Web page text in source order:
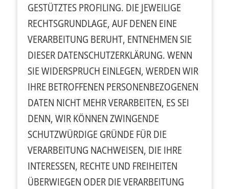
GESTÜTZTES PROFILING. DIE JEWEILIGE
RECHTSGRUNDLAGE, AUF DENEN EINE
VERARBEITUNG BERUHT, ENTNEHMEN SIE
DIESER DATENSCHUTZERKLÄRUNG. WENN
SIE WIDERSPRUCH EINLEGEN, WERDEN WIR
IHRE BETROFFENEN PERSONENBEZOGENEN
DATEN NICHT MEHR VERARBEITEN, ES SEI
DENN, WIR KÖNNEN ZWINGENDE
SCHUTZWÜRDIGE GRÜNDE FÜR DIE
VERARBEITUNG NACHWEISEN, DIE IHRE
INTERESSEN, RECHTE UND FREIHEITEN
ÜBERWIEGEN ODER DIE VERARBEITUNG